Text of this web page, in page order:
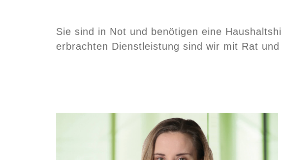
Sie sind in Not und benötigen eine
erbrachten Dienstleistung sind wir mit Rat